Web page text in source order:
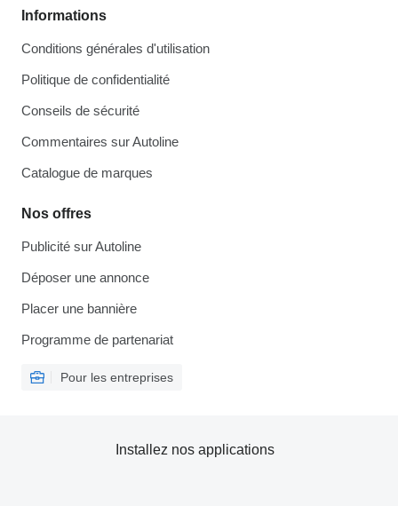
Informations
Conditions générales d'utilisation
Politique de confidentialité
Conseils de sécurité
Commentaires sur Autoline
Catalogue de marques
Nos offres
Publicité sur Autoline
Déposer une annonce
Placer une bannière
Programme de partenariat
Pour les entreprises
Installez nos applications